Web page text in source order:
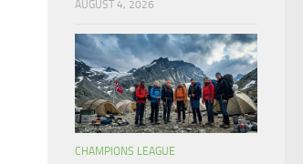
AUGUST 4, 2026
CHAMPIONS LEAGUE